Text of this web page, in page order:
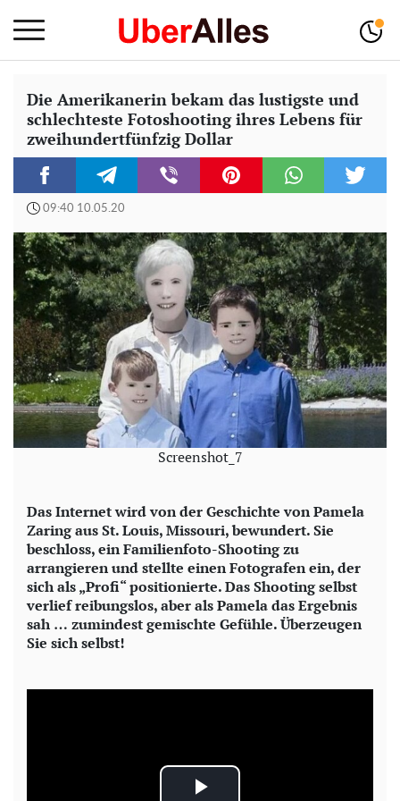
Die Amerikanerin bekam das lustigste und
schlechteste Fotoshooting ihres Lebens für
zweihundertfünfzig Dollar
09:40 10.05.20
Screenshot_7
Das Internet wird von der Geschichte von Pamela
Zaring aus St. Louis, Missouri, bewundert. Sie
beschloss, ein Familienfoto-Shooting zu
arrangieren und stellte einen Fotografen ein, der
sich als „Profi“ positionierte. Das Shooting selbst
verlief reibungslos, aber als Pamela das Ergebnis
sah … zumindest gemischte Gefühle. Überzeugen
Sie sich selbst!